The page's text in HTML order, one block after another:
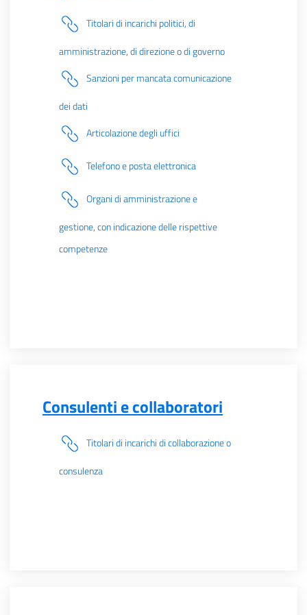
Titolari di incarichi politici, di
amministrazione, di direzione o di governo
Sanzioni per mancata comunicazione
dei dati
Articolazione degli uffici
Telefono e posta elettronica
Organi di amministrazione e
gestione, con indicazione delle rispettive
competenze
Consulenti e collaboratori
Titolari di incarichi di collaborazione o
consulenza